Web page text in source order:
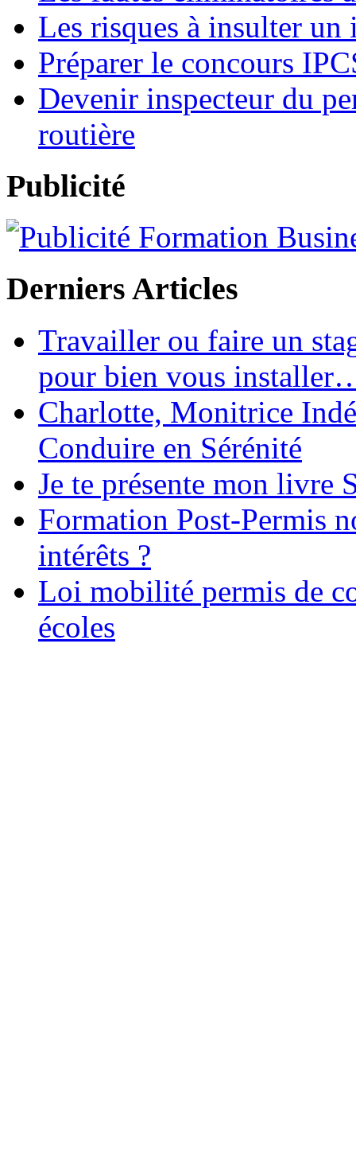
Les risques à insulter
Préparer le concours
Devenir inspecteur du
routière
Publicité
Derniers Articles
Travailler ou faire un
pour bien vous
Charlotte, Monitrice
Conduire en Sérénité
Je te présente mon livre
Formation Post-Permis
intérêts ?
Loi mobilité permis de
écoles